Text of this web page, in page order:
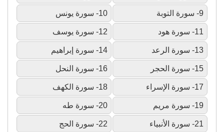
9- سورة التوبة 10- سورة يونس
11- سورة هود 12- سورة يوسف
13- سورة الرعد 14- سورة إبراهيم
15- سورة الحجر 16- سورة النحل
17- سورة الإسراء 18- سورة الكهف
19- سورة مريم 20- سورة طه
21- سورة الأنبياء 22- سورة الحج